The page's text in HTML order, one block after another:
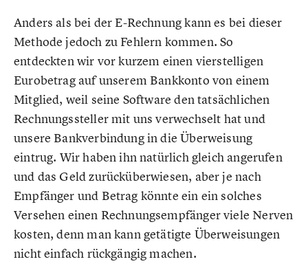
Anders als bei der E-Rechnung kann es bei dieser
Methode jedoch zu Fehlern kommen. So
entdeckten wir vor kurzem einen vierstelligen
Eurobetrag auf unserem Bankkonto von einem
Mitglied, weil seine Software den tatsächlichen
Rechnungssteller mit uns verwechselt hat und
unsere Bankverbindung in die Überweisung
eintrug. Wir haben ihn natürlich gleich angerufen
und das Geld zurücküberwiesen, aber je nach
Empfänger und Betrag könnte ein ein solches
Versehen einen Rechnungsempfänger viele Nerven
kosten, denn man kann getätigte Überweisungen
nicht einfach rückgängig machen.